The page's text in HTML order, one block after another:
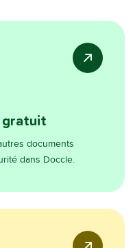
gratuit
documents
dans Doccle.